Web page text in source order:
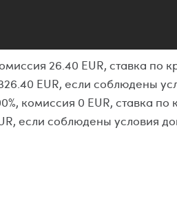
26.40 EUR, ставка по
EUR, если соблюдены
комиссия 0 EUR, ставка по
если соблюдены условия